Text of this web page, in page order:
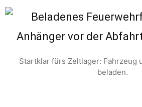
Startklar fürs Zeltlager: Fahrzeug
beladen.